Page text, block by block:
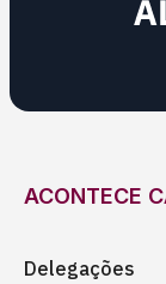
ACONTECE
Delegações